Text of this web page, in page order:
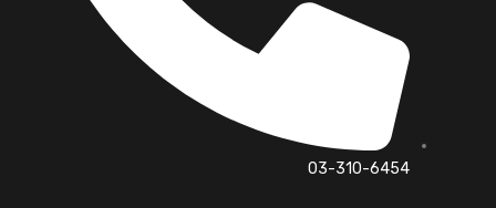
03-310-6454